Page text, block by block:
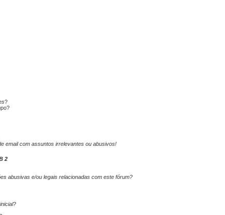
?
emailcom assuntos irrelevantes ou abusivos!
2
abusivas e/ou legais relacionadas com este fórum?